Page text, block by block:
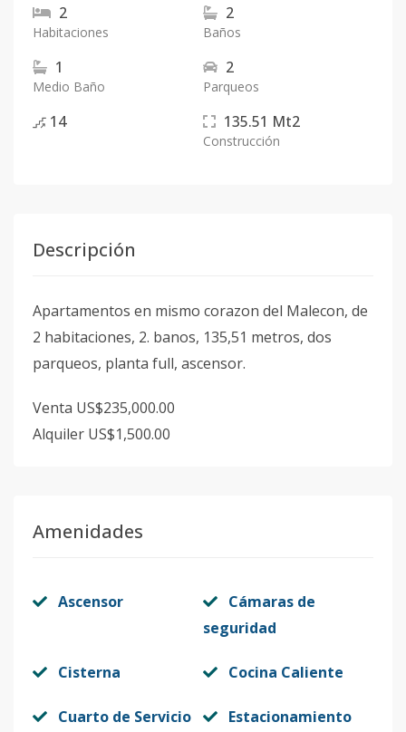
2
Habitaciones
2
Baños
1
Medio Baño
2
Parqueos
14 135.51 Mt2
Construcción
Descripción
Apartamentos en mismo corazon del Malecon, de
2 habitaciones, 2. banos, 135,51 metros, dos
parqueos, planta full, ascensor.
Venta US$235,000.00
Alquiler US$1,500.00
Amenidades
Ascensor
Cámaras de
seguridad
Cisterna Cocina Caliente
Cuarto de Servicio
Estacionamiento